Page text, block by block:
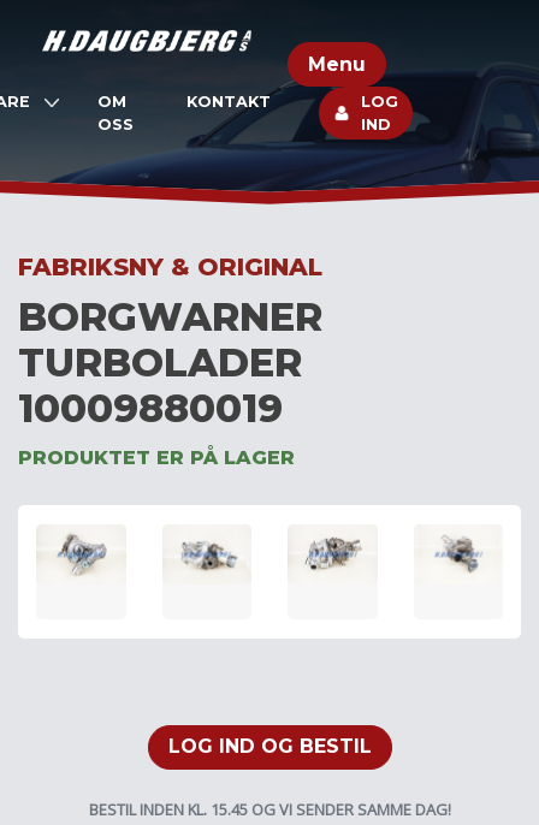
Menu
OM
OSS
KONTAKT
LOG
IND
FABRIKSNY & ORIGINAL
BORGWARNER
TURBOLADER
10009880019
PRODUKTET ER PÅ LAGER
LOG IND OG BESTIL
BESTIL INDEN KL. 15.45 OG VI SENDER SAMME DAG!